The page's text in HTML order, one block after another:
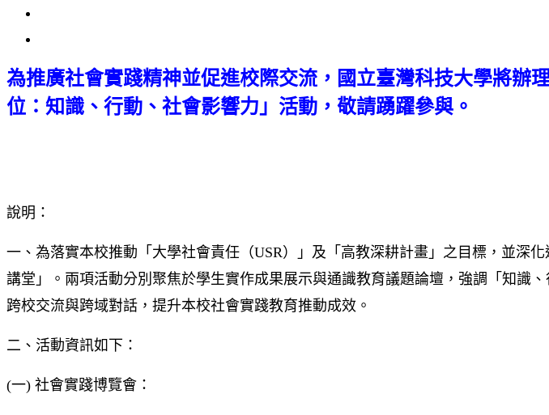
為推廣社會實踐精神並促進校際交流，國立臺灣科技大學將辦
位：知識、行動、社會影響力」活動，敬請踴躍參與。
說明：
一、為落實本校推動「大學社會責任（USR）」及「高教深耕計畫」之目標，並深
講堂」。兩項活動分別聚焦於學生實作成果展示與通識教育議題論壇，強調「知識
跨校交流與跨域對話，提升本校社會實踐教育推動成效。
二、活動資訊如下：
(一) 社會實踐博覽會：